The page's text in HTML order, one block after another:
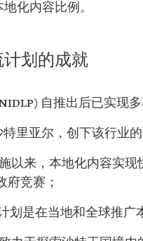
化内容比例。
划的成就
自推出后已实现
里亚尔，创下该行业
以来，本地化内容实现
府竞赛；
划是在当地和全球推广